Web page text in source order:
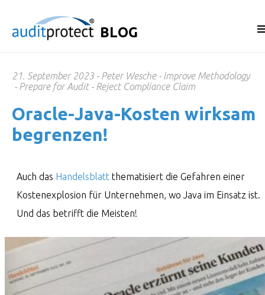
BLOG
21. September 2023 Peter Wesche
Improve Methodology
Prepare for Audit
Reject Compliance Claim
Oracle-Java-Kosten wirksam
begrenzen!
Auch das Handelsblatt thematisiert die Gefahren einer
Kostenexplosion für Unternehmen, wo Java im Einsatz ist.
Und das betrifft die Meisten!